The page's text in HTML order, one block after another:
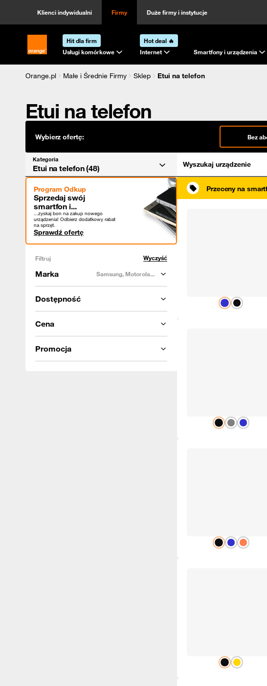
Klienci indywidualni Firmy Duże firmy i instytucje
Strona główna Orange.pl
Hit dla firm
Usługi komórkowe
Hot deal 🔥
Internet
Smartfony i urządzenia
Orange.pl Małe i Średnie Firmy Sklep
Etui na telefon
Etui na telefon
Wybierz ofertę: Bez
Kategoria
Etui na telefon (48) Wyszukaj urządzenie
Program Odkup
Sprzedaj swój
smartfon i...
...zyskaj bon na zakup nowego
urządzenia! Odbierz dodatkowy rabat
na sprzęt.
Sprawdź ofertę
Filtruj Wyczyść
Marka Samsung, Motorola...
Dostępność
Cena
Promocja
Przeceny na